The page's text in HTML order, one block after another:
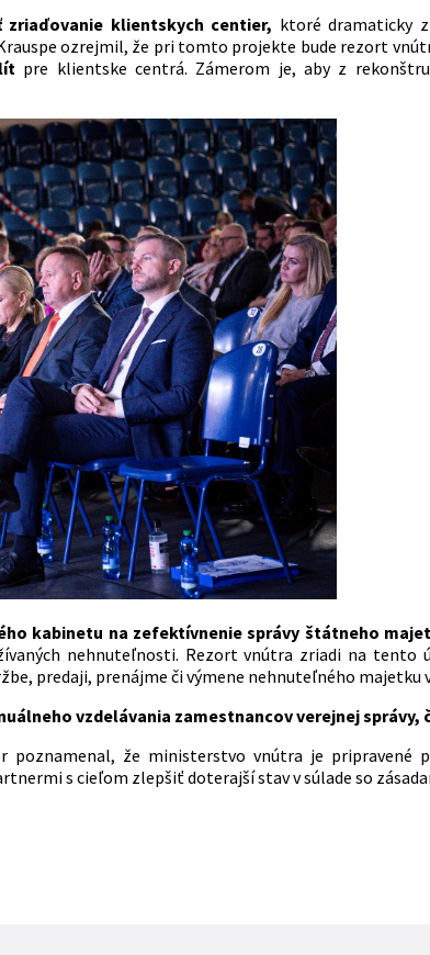
zriaďovanie klientskych centier, ktoré dramaticky
ozrejmil, že pri tomto projekte bude rezort
pre klientske centrá. Zámerom je, aby z
kabinetu na zefektívnenie správy štátneho
nehnuteľnosti. Rezort vnútra zriadi na tento
predaji, prenájme či výmene nehnuteľného majetku
vzdelávania zamestnancov verejnej správy,
poznamenal, že ministerstvo vnútra je pripravené
s cieľom zlepšiť doterajší stav v súlade so